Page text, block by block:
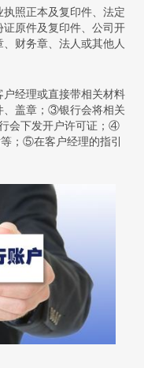
执照正本及复印件、法定
原件及复印件、公司开
财务章、法人或其他人
经理或直接带相关材料
盖章；③银行会将相关
会下发开户许可证；④
；⑤在客户经理的指引